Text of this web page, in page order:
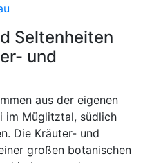
Seltenheiten
und
aus der eigenen
im Müglitztal, südlich
Die Kräuter- und
großen botanischen